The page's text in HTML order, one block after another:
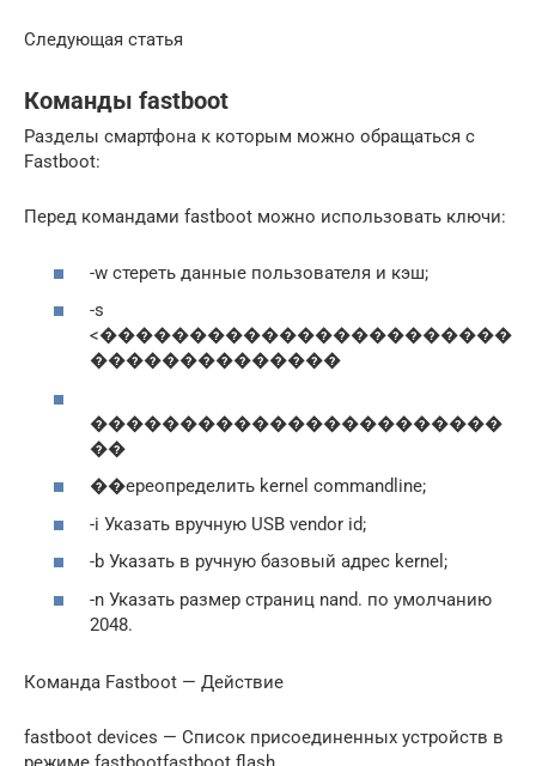
Следующая статья
Команды fastboot
Разделы смартфона к которым можно обращаться с
Fastboot:
Перед командами fastboot можно использовать ключи:
-w стереть данные пользователя и кэш;
-s
<�����������������������
��������������
�����������������������
��
��ереопределить kernel commandline;
-i Указать вручную USB vendor id;
-b Указать в ручную базовый адрес kernel;
-n Указать размер страниц nand. по умолчанию
2048.
Команда Fastboot — Действие
fastboot devices — Список присоединенных устройств в